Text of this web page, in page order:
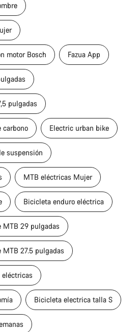
motor Bosch Fazua App
pulgadas
carbono Electric urban bike
suspensión
MTB eléctricas Mujer
Bicicleta enduro eléctrica
29 pulgadas
27.5 pulgadas
Bicicleta electrica talla S